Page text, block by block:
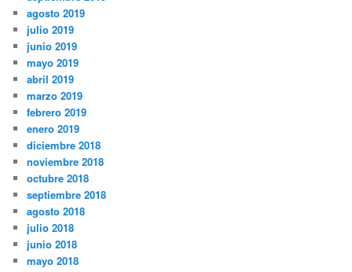
agosto 2019
julio 2019
junio 2019
mayo 2019
abril 2019
marzo 2019
febrero 2019
enero 2019
diciembre 2018
noviembre 2018
octubre 2018
septiembre 2018
agosto 2018
julio 2018
junio 2018
mayo 2018